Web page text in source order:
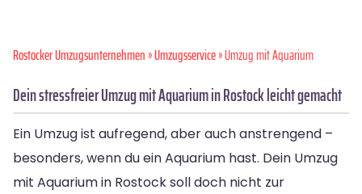
Rostocker Umzugsunternehmen»Umzugsservice» Umzug mit Aquarium
Dein stressfreier Umzug mit Aquarium in Rostock leicht gemacht
Ein Umzug ist aufregend, aber auch anstrengend –
besonders, wenn du ein Aquarium hast. Dein Umzug
mit Aquarium in Rostock soll doch nicht zur